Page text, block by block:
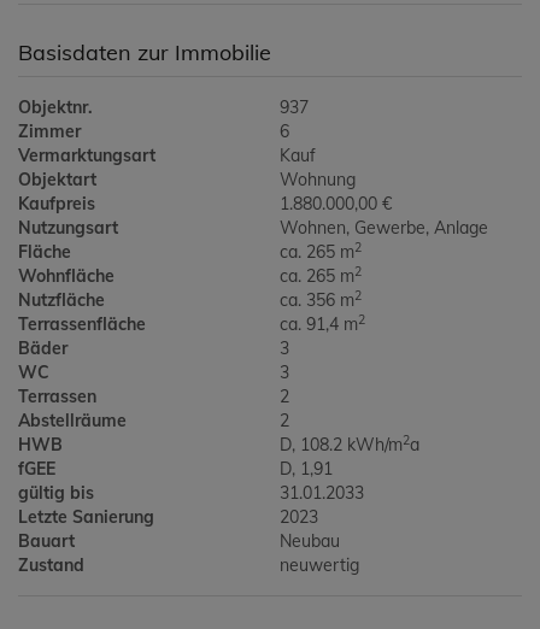
Basisdaten zur Immobilie
Objektnr.
937
Zimmer
6
Vermarktungsart
Kauf
Objektart
Wohnung
Kaufpreis
1.880.000,00 €
Nutzungsart
Wohnen Gewerbe Anlage
Fläche
ca. 265 m2
Wohnfläche ca. 265 m2
Nutzfläche ca. 356 m2
Terrassenfläche ca. 91,4 m2
Bäder
3
WC
3
Terrassen
2
Abstellräume
2
HWB
D, 108.2 kWh/m2a
fGEE
D, 1,91
gültig bis
31.01.2033
Letzte Sanierung
2023
Bauart
Neubau
Zustand
neuwertig